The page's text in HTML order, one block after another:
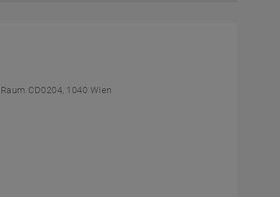
CD0204, 1040 Wien